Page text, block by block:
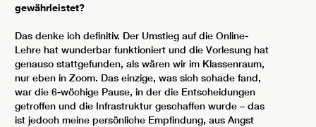
gewährleistet?
Das denke ich definitiv. Der Umstieg auf die Online-
Lehre hat wunderbar funktioniert und die Vorlesung hat
genauso stattgefunden, als wären wir im Klassenraum,
nur eben in Zoom. Das einzige, was sich schade fand,
war die 6-wöchige Pause, in der die Entscheidungen
getroffen und die Infrastruktur geschaffen wurde – das
ist jedoch meine persönliche Empfindung, aus Angst